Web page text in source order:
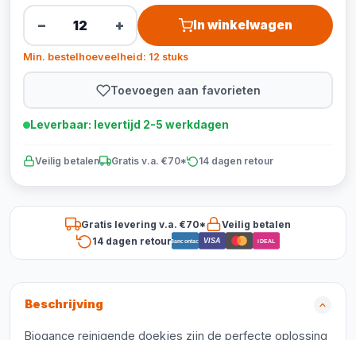
− + In winkelwagen
Min. bestelhoeveelheid: 12 stuks
Toevoegen aan favorieten
Leverbaar: levertijd 2-5 werkdagen
Veilig betalen Gratis v.a. €70* 14 dagen retour
Gratis levering v.a. €70*
Veilig betalen
14 dagen retourBancontact VISA iDEAL
Beschrijving
Biogance reinigende doekjes zijn de perfecte oplossing